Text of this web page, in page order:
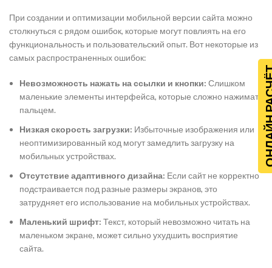
При создании и оптимизации мобильной версии сайта можно
столкнуться с рядом ошибок, которые могут повлиять на его
функциональность и пользовательский опыт. Вот некоторые из
самых распространенных ошибок:
Невозможность нажать на ссылки и кнопки: Слишком
маленькие элементы интерфейса, которые сложно нажимать
пальцем.
Низкая скорость загрузки: Избыточные изображения или
неоптимизированный код могут замедлить загрузку на
мобильных устройствах.
Отсутствие адаптивного дизайна: Если сайт не корректно
подстраивается под разные размеры экранов, это
затрудняет его использование на мобильных устройствах.
Маленький шрифт: Текст, который невозможно читать на
маленьком экране, может сильно ухудшить восприятие
сайта.